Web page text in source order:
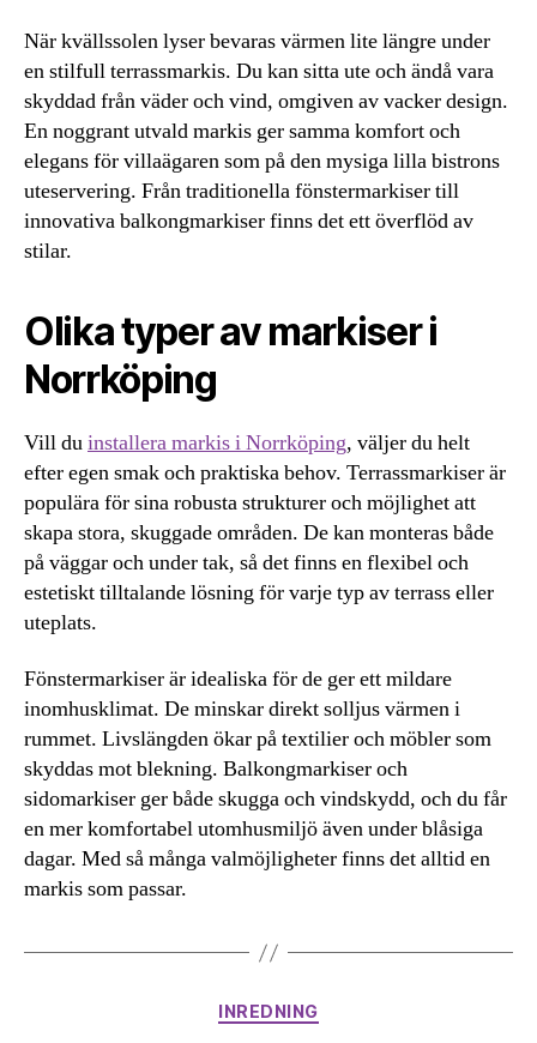
När kvällssolen lyser bevaras värmen lite längre under
en stilfull terrassmarkis. Du kan sitta ute och ändå vara
skyddad från väder och vind, omgiven av vacker design.
En noggrant utvald markis ger samma komfort och
elegans för villaägaren som på den mysiga lilla bistrons
uteservering. Från traditionella fönstermarkiser till
innovativa balkongmarkiser finns det ett överflöd av
stilar.
Olika typer av markiser i
Norrköping
Vill duinstallera markis i Norrköping, väljer du helt
efter egen smak och praktiska behov. Terrassmarkiser är
populära för sina robusta strukturer och möjlighet att
skapa stora, skuggade områden. De kan monteras både
på väggar och under tak, så det finns en flexibel och
estetiskt tilltalande lösning för varje typ av terrass eller
uteplats.
Fönstermarkiser är idealiska för de ger ett mildare
inomhusklimat. De minskar direkt solljus värmen i
rummet. Livslängden ökar på textilier och möbler som
skyddas mot blekning. Balkongmarkiser och
sidomarkiser ger både skugga och vindskydd, och du får
en mer komfortabel utomhusmiljö även under blåsiga
dagar. Med så många valmöjligheter finns det alltid en
markis som passar.
Kategorier
INREDNING